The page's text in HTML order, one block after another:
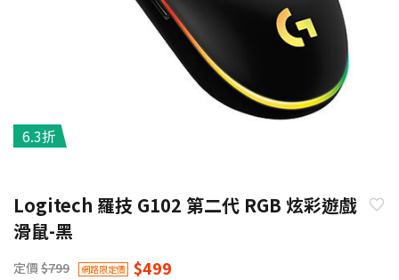
6.3折
Logitech 羅技 G102 第二代 RGB 炫彩遊戲
滑鼠-黑
定價 $799 網路限定價 $499